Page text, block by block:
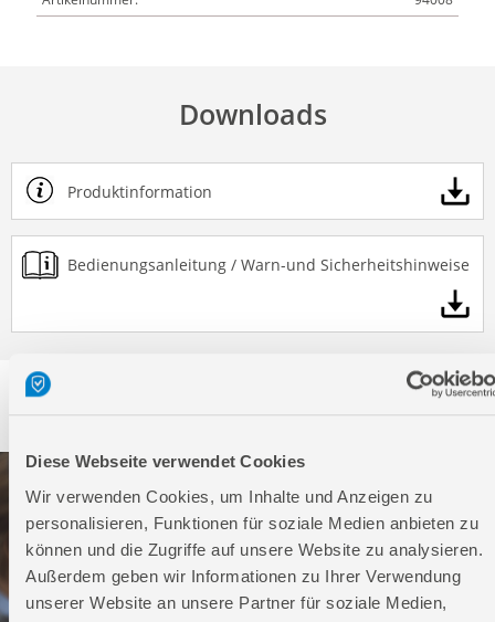
Diese Webseite verwendet Cookies
Wir verwenden Cookies, um Inhalte und Anzeigen zu
personalisieren, Funktionen für soziale Medien anbieten zu
können und die Zugriffe auf unsere Website zu analysieren.
Außerdem geben wir Informationen zu Ihrer Verwendung
unserer Website an unsere Partner für soziale Medien,
Downloads
Produktinformation
Bedienungsanleitung / Warn-und Sicherheitshinweise